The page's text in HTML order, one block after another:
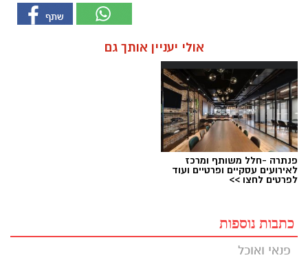
אולי יעניין אותך גם
פנתרה -חלל משותף ומרכז
לאירועים עסקיים ופרטיים ועוד
לפרטים לחצו >>
כתבות נוספות
פנאי ואוכל